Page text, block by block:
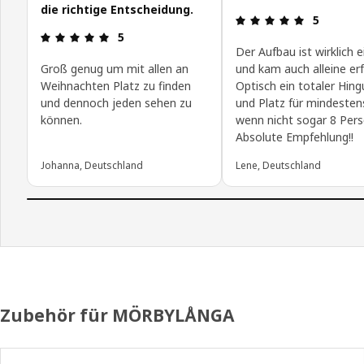
die richtige Entscheidung.
Bewertung: 5 von 5 Sterne
5
Groß genug um mit allen an
Weihnachten Platz zu finden
und dennoch jeden sehen zu
können.
Johanna, Deutschland
5
Der Aufbau ist wirklich
und kam auch alleine
Optisch ein totaler
und Platz für
wenn nicht sogar 8
Absolute Empfehlung!!
Lene, Deutschland
Zubehör für MÖRBYLÅNGA